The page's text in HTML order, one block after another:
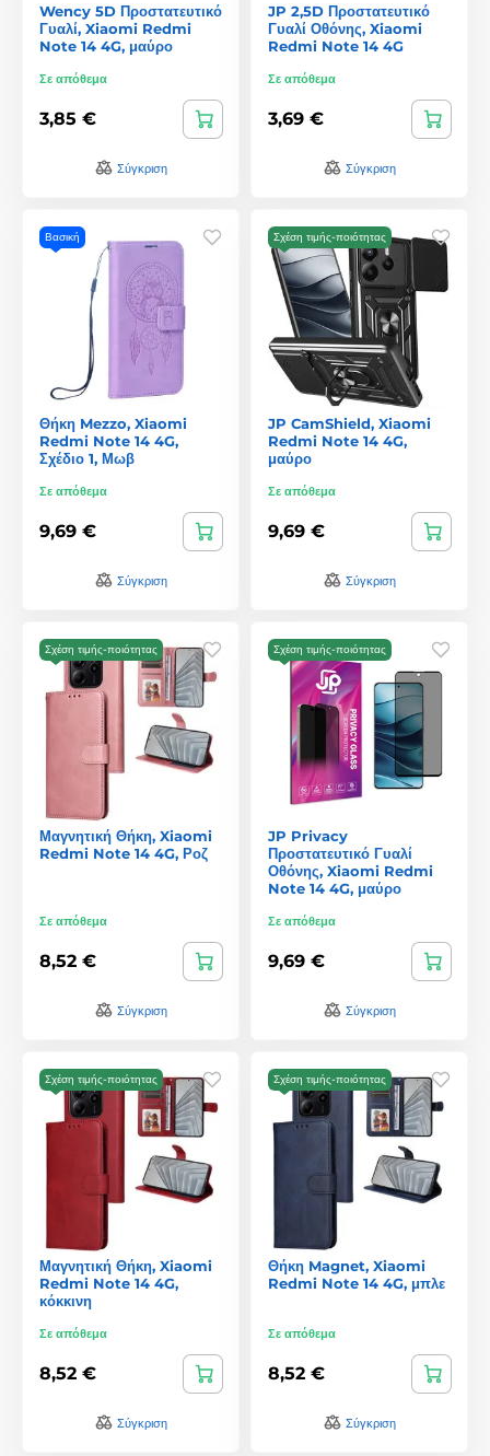
Wency 5D Προστατευτικό
Γυαλί, Xiaomi Redmi
Note 14 4G, μαύρο
Σε απόθεμα
3,85 €
Σύγκριση
JP 2,5D Προστατευτικό
Γυαλί Οθόνης, Xiaomi
Redmi Note 14 4G
Σε απόθεμα
3,69 €
Σύγκριση
Βασική
Θήκη Mezzo, Xiaomi
Redmi Note 14 4G,
Σχέδιο 1, Μωβ
Σε απόθεμα
9,69 €
Σύγκριση
Σχέση τιμής-ποιότητας
JP CamShield, Xiaomi
Redmi Note 14 4G,
μαύρο
Σε απόθεμα
9,69 €
Σύγκριση
Σχέση τιμής-ποιότητας
Μαγνητική Θήκη, Xiaomi
Redmi Note 14 4G, Ροζ
Σε απόθεμα
8,52 €
Σύγκριση
Σχέση τιμής-ποιότητας
JP Privacy
Προστατευτικό Γυαλί
Οθόνης, Xiaomi Redmi
Note 14 4G, μαύρο
Σε απόθεμα
9,69 €
Σύγκριση
Σχέση τιμής-ποιότητας
Μαγνητική Θήκη, Xiaomi
Redmi Note 14 4G,
κόκκινη
Σε απόθεμα
8,52 €
Σύγκριση
Σχέση τιμής-ποιότητας
Θήκη Magnet, Xiaomi
Redmi Note 14 4G, μπλε
Σε απόθεμα
8,52 €
Σύγκριση